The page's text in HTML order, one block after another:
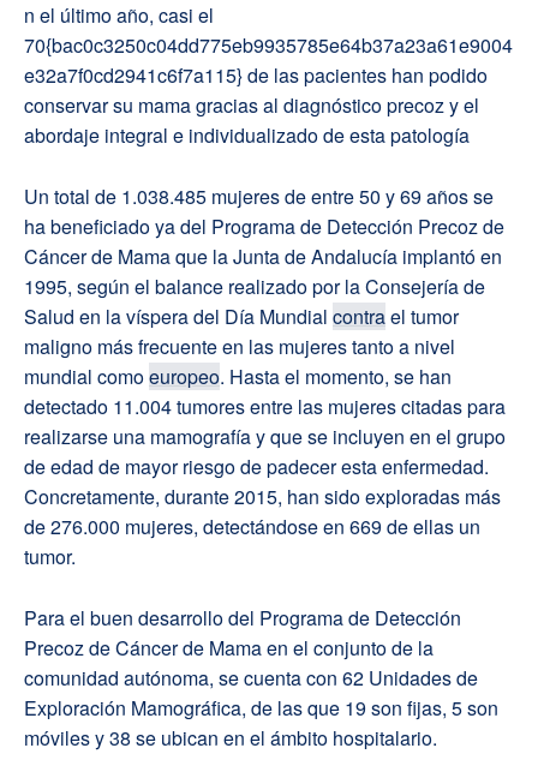
n el último año, casi el
70{bac0c3250c04dd775eb9935785e64b37a23a61e9004
e32a7f0cd2941c6f7a115} de las pacientes han podido
conservar su mama gracias al diagnóstico precoz y el
abordaje integral e individualizado de esta patología
Un total de 1.038.485 mujeres de entre 50 y 69 años se
ha beneficiado ya del Programa de Detección Precoz de
Cáncer de Mama que la Junta de Andalucía implantó en
1995, según el balance realizado por la Consejería de
Salud en la víspera del Día Mundial contrael tumor
maligno más frecuente en las mujeres tanto a nivel
mundial comoeuropeo. Hasta el momento, se han
detectado 11.004 tumores entre las mujeres citadas para
realizarse una mamografía y que se incluyen en el grupo
de edad de mayor riesgo de padecer esta enfermedad.
Concretamente, durante 2015, han sido exploradas más
de 276.000 mujeres, detectándose en 669 de ellas un
tumor.
Para el buen desarrollo del Programa de Detección
Precoz de Cáncer de Mama en el conjunto de la
comunidad autónoma, se cuenta con 62 Unidades de
Exploración Mamográfica, de las que 19 son fijas, 5 son
móviles y 38 se ubican en el ámbito hospitalario.